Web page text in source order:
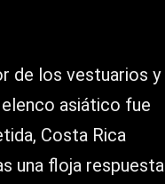
de los vestuarios y
asiático fue
Costa Rica
una floja respuesta